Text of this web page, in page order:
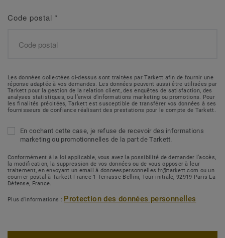
Code postal *
Les données collectées ci-dessus sont traitées par Tarkett afin de fournir une
réponse adaptée à vos demandes. Les données peuvent aussi être utilisées par
Tarkett pour la gestion de la relation client, des enquêtes de satisfaction, des
analyses statistiques, ou l’envoi d’informations marketing ou promotions. Pour
les finalités précitées, Tarkett est susceptible de transférer vos données à ses
fournisseurs de confiance réalisant des prestations pour le compte de Tarkett.
En cochant cette case, je refuse de recevoir des informations
marketing ou promotionnelles de la part de Tarkett.
Conformément à la loi applicable, vous avez la possibilité de demander l’accès,
la modification, la suppression de vos données ou de vous opposer à leur
traitement, en envoyant un email à donneespersonnelles.fr@tarkett.com ou un
courrier postal à Tarkett France 1 Terrasse Bellini, Tour initiale, 92919 Paris La
Défense, France.
Plus d'informations : Protection des données personnelles